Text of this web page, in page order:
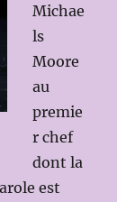
Michae
ls
Moore
au
premie
r chef
dont la
est